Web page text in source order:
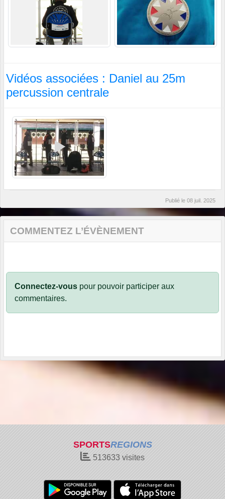
Vidéos associées : Daniel au 25m
percussion centrale
Publié le 08 juil. 2025
COMMENTEZ L’ÉVÈNEMENT
Connectez-vous pour pouvoir participer aux
commentaires.
SPORTSREGIONS
513633 visites